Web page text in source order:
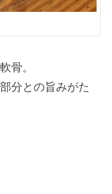
骨。
分との旨みがた